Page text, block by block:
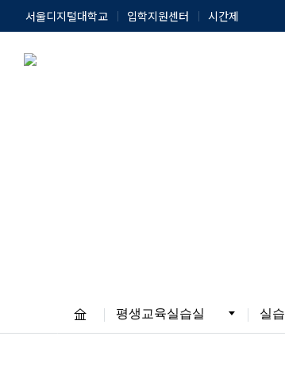
서울디지털대학교 입학지원센터 시간제
평생교육실습실 실